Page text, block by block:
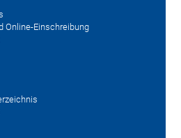
Online-Einschreibung